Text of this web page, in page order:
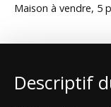
Maison à vendre, 5
Descriptif